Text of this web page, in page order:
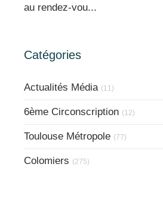
au rendez-vou...
Catégories
Actualités Média (11)
6ème Circonscription (12)
Toulouse Métropole (77)
Colomiers (275)